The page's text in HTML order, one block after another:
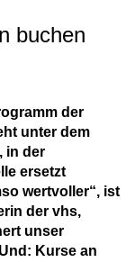
buchen
der
unter dem
in der
ersetzt
wertvoller“, ist
der vhs,
unser
Kurse an